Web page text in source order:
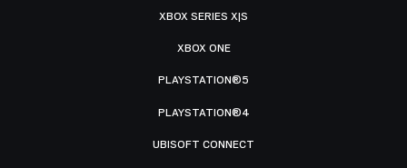
XBOX SERIES X|S
XBOX ONE
PLAYSTATION®5
PLAYSTATION®4
UBISOFT CONNECT